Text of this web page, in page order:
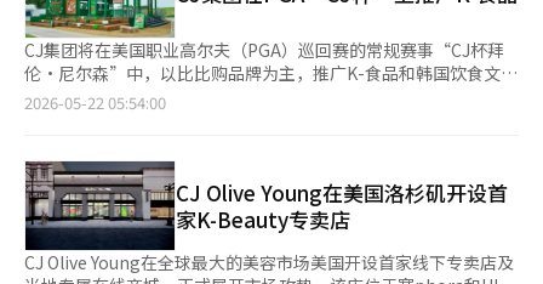
常生活。”
择平台的原因，多数受访者将“内容丰富多样”列为首要因素。不
过，Coupang Play用户中，“属于会员福利之一”和“价格合
理”成为主要原因。由于Coupang会员无需额外支付订阅费用即
可观看相关内容，因此在价格竞争力方面具有一定优势。 从主要
观看内容来看，电影排名第一，仅30多岁人群将“韩国电视
面，多数用户会参考话题性与知名度，但10多岁人群更倾向于“自
行搜索内容”，“话题性·知名度”仅排第三。 另一方面，OTT
广告套餐平均使用率达到65%，其中50多岁用户使用率最高，为
68%。按平台划分，奈飞广告套餐使用率为54%，TVING为
35%，Coupang Play为12%，Wavve为5%。
和对韩国球员的支持广为人知。他将济州的九桥和余州的海斯利九
桥建设成世界级高尔夫球场，并帮助金时沅和林成宰在PGA巡回赛
中站稳脚跟。目前，他还在持续支持如裴勇俊、郑贞敏等新一代韩
国职业高尔夫(KPGA)巡回赛球员。 李会长主导的CJ杯于2017年成
为国内首个PGA巡回赛正式赛事，并于2020年移至美国。尽管在
统的拜伦·尼尔森赛事整合，成功实现了新的飞跃。去年吸引了18
万名观众，今年在三轮统计中也吸引了超过11万名观众，成功扎根
当地。 现场的CJ集团相关人士表示：“企业的核心战略是要走向
全球市场，这也是长期投资的动力。由于企业的战略方向与体育营
销方向一致，因此能够积极利用CJ杯这一全球体育营销平台。”
李会长当天还访问了K食品、美容和娱乐体验的全球K生活方式空
CJ集团将在美国职业高尔夫（PGA）巡回赛的常规赛事“CJ杯拜
伦·尼尔森”中，以比比购品牌为主，推广K-食品和韩国饮食文
化。 CJ集团于21日宣布，将于20日至24日（当地时间）在美国德
往年有所扩大，并强化了体验型内容。比赛现场将设有“CJ之
家”和两个“比比购展位”。 “CJ之家”将打造为一个以比比购
产品为主题的大型食品储藏室，展示比比购产品、设置拍照区，并
举办新产品试吃活动。在第七洞，将设置一个反映汉江公园氛围的
阶梯式休闲餐饮空间，观众可以在观看比赛的同时享用比比购菜
2026-05-22 05:54:00
CJ Olive Young在美国洛杉矶开设首
家K-Beauty专卖店
CJ Olive Young在全球最大的美容市场美国开设首家线下专卖店及